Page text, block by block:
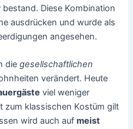
bestand. Diese Kombination
ausdrücken und wurde als
angesehen.
diegesellschaftlichen
verändert. Heute
viel weniger
zum klassischen Kostüm gilt
wird auch aufmeist